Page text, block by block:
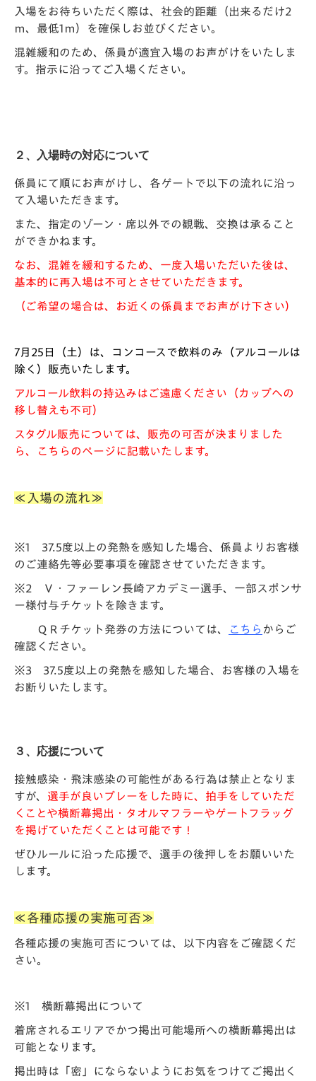
入場をお待ちいただく際は、 社会的距離（出来るだけ2
ｍ、最低1ｍ）
を確保しお並びください。
混雑緩和のため、係員が適宜入場のお声がけをいたしま
す。指示に沿ってご入場ください。
２、入場時の対応について
係員にて順にお声がけし、各ゲートで以下の流れに沿っ
て入場いただきます。
また、指定のゾーン・席以外での観戦、交換は承ること
ができかねます。
なお、混雑を緩和するため、一度入場いただいた後は、
基本的に再入場は不可 とさせていただきます。
（ご希望の場合は、お近くの係員までお声がけ下さい）
7月25日（土）は、コンコースで飲料のみ（アルコールは
除く）販売いたします。
アルコール飲料の持込みはご遠慮ください（カップへの
移し替えも不可）
スタグル販売については、販売の可否が決まりました
ら、こちらのページに記載いたします。
≪入場の流れ≫
※1 37.5度以上の発熱を感知した場合、係員よりお客様
のご連絡先等必要事項を確認させていただきます。
※2 Ｖ・ファーレン長崎アカデミー選手、一部スポンサ
ー様付与チケットを除きます。
ＱＲチケット発券の方法については、 こちら からご
確認ください。
※3 37.5度以上の発熱を感知した場合、お客様の入場を
お断りいたします。
３、応援について
接触感染・飛沫感染の可能性がある行為は禁止となりま
すが、 選手が良いプレーをした時に、拍手をしていただ
くことや横断幕掲出・タオルマフラーやゲートフラッグ
を掲げていただくことは可能です！
ぜひルールに沿った応援で、選手の後押しをお願いいた
します。
≪各種応援の実施可否≫
各種応援の実施可否については、以下内容をご確認くだ
さい。
※1 横断幕掲出について
着席されるエリアでかつ掲出可能場所への横断幕掲出は
可能となります。
掲出時は「密」にならないようにお気をつけてご掲出く